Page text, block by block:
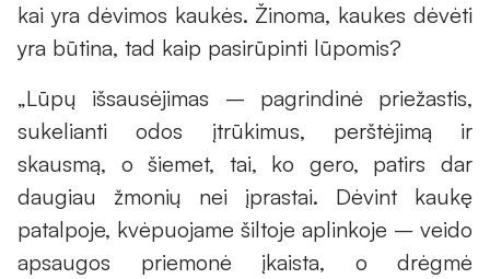
kai yra dėvimos kaukės. Žinoma, kaukes dėvėti
yra būtina, tad kaip pasirūpinti lūpomis?
„Lūpų išsausėjimas – pagrindinė priežastis,
sukelianti odos įtrūkimus, perštėjimą ir
skausmą, o šiemet, tai, ko gero, patirs dar
daugiau žmonių nei įprastai. Dėvint kaukę
patalpoje, kvėpuojame šiltoje aplinkoje – veido
apsaugos priemonė įkaista, o drėgmė